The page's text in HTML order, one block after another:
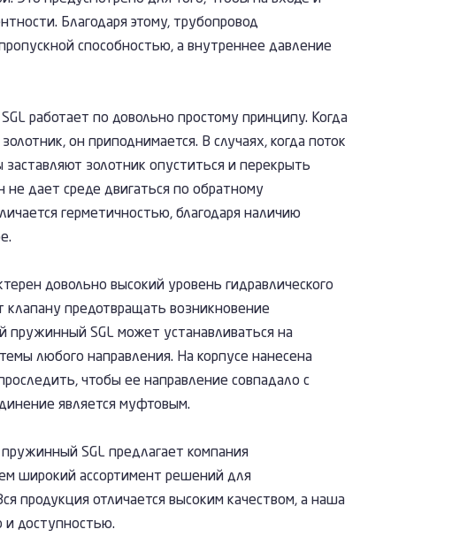
Благодаря этому, трубопровод
способностью, а внутреннее давление
работает по довольно простому принципу. Когда
он приподнимается. В случаях, когда поток
золотник опуститься и перекрыть
не дает среде двигаться по обратному
герметичностью, благодаря наличию
довольно высокий уровень гидравлического
клапану предотвращать возникновение
пружинный SGL может устанавливаться на
любого направления. На корпусе нанесена
чтобы ее направление совпадало с
является муфтовым.
SGL предлагает компания
широкий ассортимент решений для
продукция отличается высоким качеством, а наша
и доступностью.